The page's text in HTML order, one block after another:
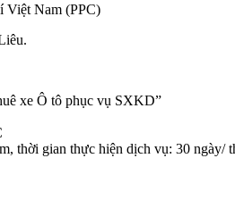
Việt Nam (PPC)
xe Ô tô phục vụ SXKD”
thời gian thực hiện dịch vụ: 30 ngày/